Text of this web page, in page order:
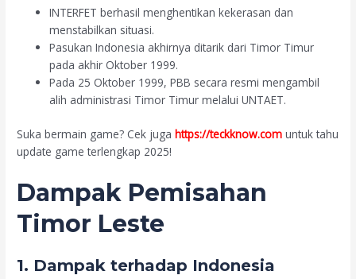
INTERFET berhasil menghentikan kekerasan dan
menstabilkan situasi.
Pasukan Indonesia akhirnya ditarik dari Timor Timur
pada akhir Oktober 1999.
Pada 25 Oktober 1999, PBB secara resmi mengambil
alih administrasi Timor Timur melalui UNTAET.
Suka bermain game? Cek jugahttps://teckknow.com untuk tahu
update game terlengkap 2025!
Dampak Pemisahan
Timor Leste
1. Dampak terhadap Indonesia